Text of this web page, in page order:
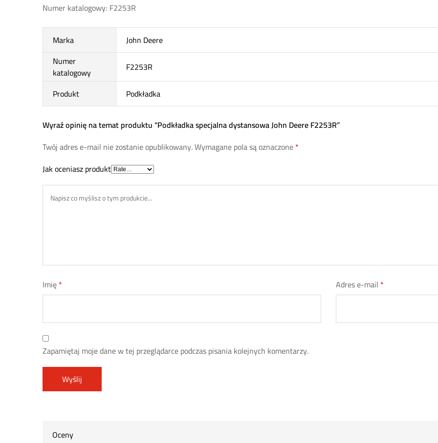
Numer katalogowy: F2253R
Marka
John Deere
Numer
katalogowy
F2253R
Produkt
Podkładka
Wyraź opinię na temat produktu “Podkładka specjalna dystansowa John Deere F2253R”
Twój adres e-mail nie zostanie opublikowany.Wymagane pola są oznaczone*
Jak oceniasz produkt
Imię* Adres e-mail *
Zapamiętaj moje dane w tej przeglądarce podczas pisania kolejnych komentarzy.
Oceny